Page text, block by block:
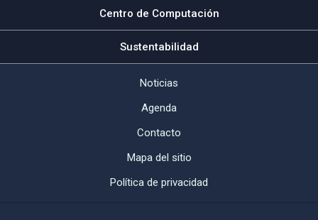
Centro de Computación
Sustentabilidad
Noticias
Agenda
Contacto
Mapa del sitio
Política de privacidad